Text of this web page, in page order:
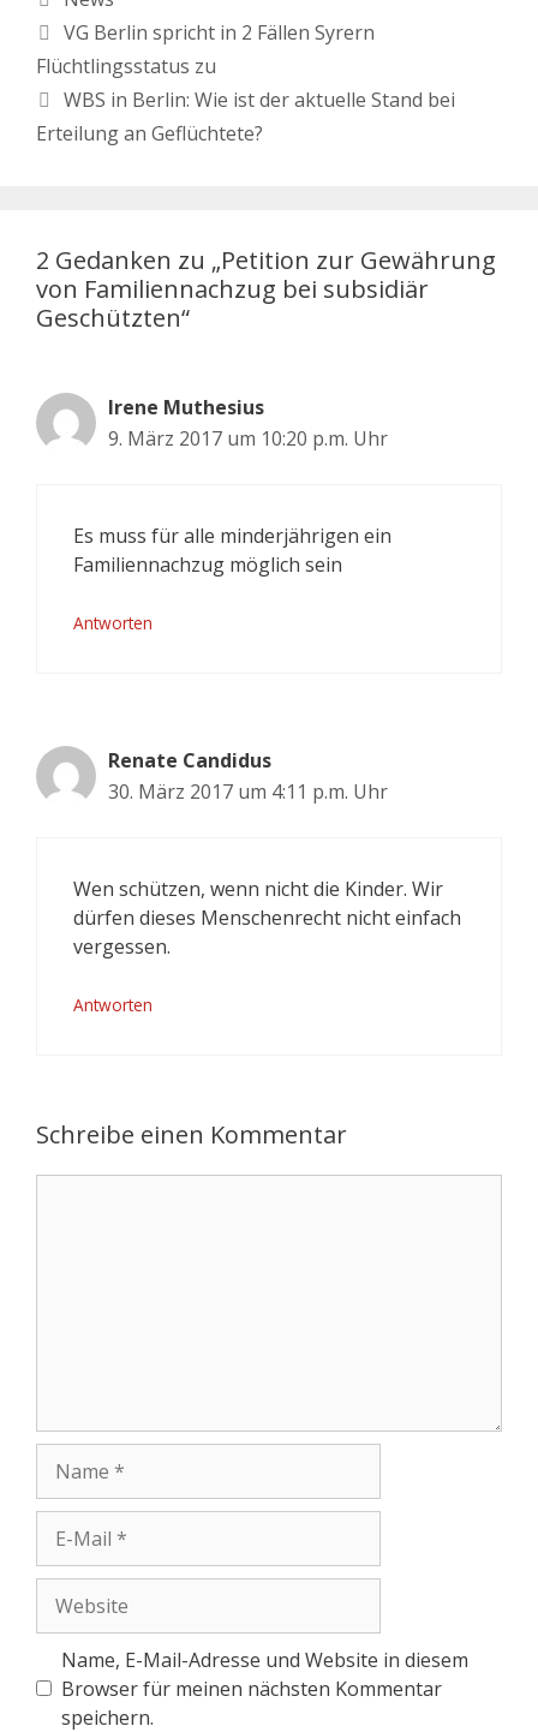
VG Berlin spricht in 2 Fällen Syrern
Flüchtlingsstatus zu
WBS in Berlin: Wie ist der aktuelle Stand bei
Erteilung an Geflüchtete?
2 Gedanken zu „Petition zur Gewährung
von Familiennachzug bei subsidiär
Geschützten“
Irene Muthesius
9. März 2017 um 10:20 p.m. Uhr
Es muss für alle minderjährigen ein
Familiennachzug möglich sein
Antworten
Renate Candidus
30. März 2017 um 4:11 p.m. Uhr
Wen schützen, wenn nicht die Kinder. Wir
dürfen dieses Menschenrecht nicht einfach
vergessen.
Antworten
Schreibe einen Kommentar
Name, E-Mail-Adresse und Website in diesem
Browser für meinen nächsten Kommentar
speichern.